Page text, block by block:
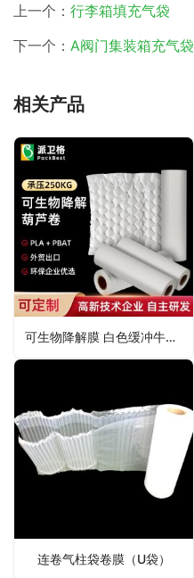
上一个： 行李箱填充气袋
下一个： A阀门集装箱充气袋
相关产品
可生物降解膜 白色缓冲牛皮纸葫芦膜
连卷气柱袋卷膜（U袋）